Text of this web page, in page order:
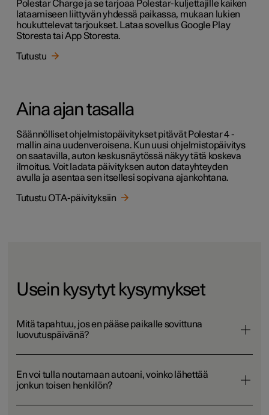
Polestar Charge ja se tarjoaa Polestar-kuljettajille kaiken
lataamiseen liittyvän yhdessä paikassa, mukaan lukien
houkuttelevat tarjoukset. Lataa sovellus Google Play
Storesta tai App Storesta.
Tutustu
Aina ajan tasalla
Säännölliset ohjelmistopäivitykset pitävät Polestar 4 -
mallin aina uudenveroisena. Kun uusi ohjelmistopäivitys
on saatavilla, auton keskusnäytössä näkyy tätä koskeva
ilmoitus. Voit ladata päivityksen auton datayhteyden
avulla ja asentaa sen itsellesi sopivana ajankohtana.
Tutustu OTA-päivityksiin
Usein kysytyt kysymykset
Mitä tapahtuu, jos en pääse paikalle sovittuna
luovutuspäivänä?
En voi tulla noutamaan autoani, voinko lähettää
jonkun toisen henkilön?